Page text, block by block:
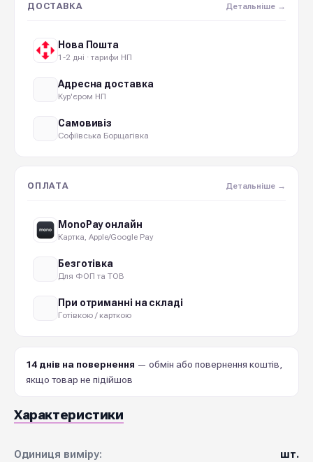
ДОСТАВКА Детальніше →
Нова Пошта
1-2 дні · тарифи НП
Адресна доставка
Кур'єром НП
Самовивіз
Софіївська Борщагівка
ОПЛАТА Детальніше →
MonoPay онлайн
Картка, Apple/Google Pay
Безготівка
Для ФОП та ТОВ
При отриманні на складі
Готівкою / карткою
14 днів на повернення — обмін або повернення коштів,
якщо товар не підійшов
Характеристики
Одиниця виміру: шт.